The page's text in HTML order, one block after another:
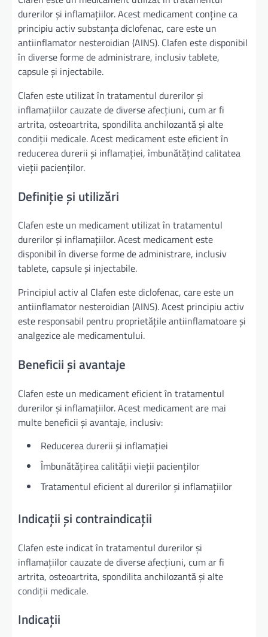
durerilor și inflamațiilor. Acest medicament conține ca
principiu activ substanța diclofenac, care este un
antiinflamator nesteroidian (AINS). Clafen este disponibil
în diverse forme de administrare, inclusiv tablete,
capsule și injectabile.
Clafen este utilizat în tratamentul durerilor și
inflamațiilor cauzate de diverse afecțiuni, cum ar fi
artrita, osteoartrita, spondilita anchilozantă și alte
condiții medicale. Acest medicament este eficient în
reducerea durerii și inflamației, îmbunătățind calitatea
vieții pacienților.
Definiție și utilizări
Clafen este un medicament utilizat în tratamentul
durerilor și inflamațiilor. Acest medicament este
disponibil în diverse forme de administrare, inclusiv
tablete, capsule și injectabile.
Principiul activ al Clafen este diclofenac, care este un
antiinflamator nesteroidian (AINS). Acest principiu activ
este responsabil pentru proprietățile antiinflamatoare și
analgezice ale medicamentului.
Beneficii și avantaje
Clafen este un medicament eficient în tratamentul
durerilor și inflamațiilor. Acest medicament are mai
multe beneficii și avantaje, inclusiv:
Reducerea durerii și inflamației
Îmbunătățirea calității vieții pacienților
Tratamentul eficient al durerilor și inflamațiilor
Indicații și contraindicații
Clafen este indicat în tratamentul durerilor și
inflamațiilor cauzate de diverse afecțiuni, cum ar fi
artrita, osteoartrita, spondilita anchilozantă și alte
condiții medicale.
Indicații